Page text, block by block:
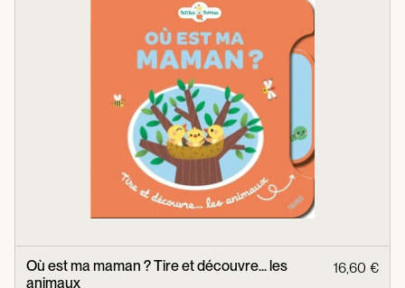
Où est ma maman ? Tire et découvre... les
animaux
16,60 €